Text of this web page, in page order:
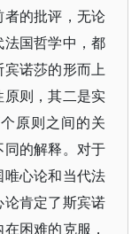
的批评，无论
国哲学中，都
诺莎的形而上
则，其二是实
原则之间的关
的解释。对于
心论和当代法
肯定了斯宾诺
困难的克服，